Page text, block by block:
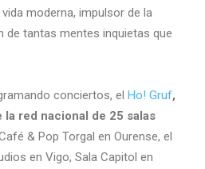
moderna, impulsor de la
de tantas mentes inquietas que
conciertos, el Ho! Gruf,
red nacional de 25 salas
& Pop Torgal en Ourense, el
en Vigo, Sala Capitol en